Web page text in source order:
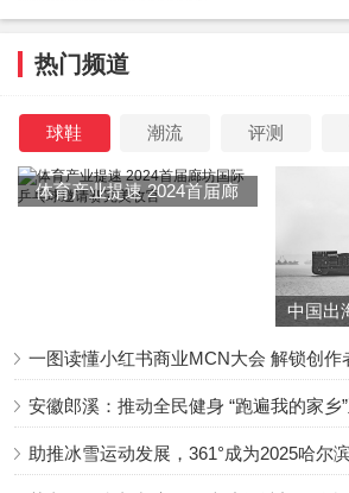
往。
的“落难鸡”。
我当时就在想，真人剧要怎么拍这只凤
的“肉鸡”是不可能了，有碍感官，最大
下凡间就是人形。
那些让大众不满的光晕，还有小星星，
热门频道
球鞋 潮流 评测
体育产业提速 2024首届廊
中国出
安徽郎溪：推动全民健身 “跑遍我的家乡
助推冰雪运动发展，361°成为2025哈尔